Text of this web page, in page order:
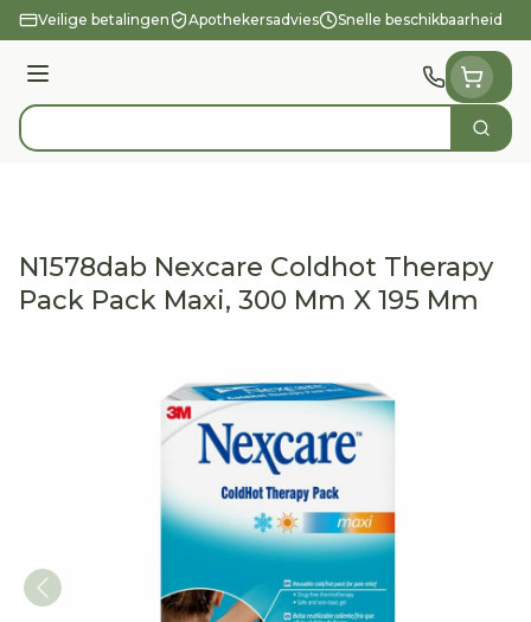
Ga naar de inhoud
Veilige betalingen Apothekersadvies Snelle beschikbaarheid
Menu
Product, merk, categorie... Zoek
N1578dab Nexcare Coldhot Therapy
Pack Pack Maxi, 300 Mm X 195 Mm